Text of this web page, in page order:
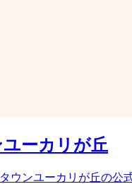
ーカリが丘
ウンユーカリが丘の公